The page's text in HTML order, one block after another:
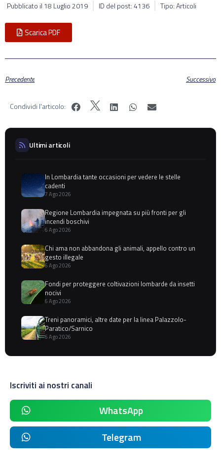
Pubblicato il 18 Luglio 2019 ID del post: 4136 Tipo: Articoli
Scarica PDF
Precedente Successivo
Condividi l'articolo:
Ultimi articoli
In Lombardia tante occasioni per vedere le stelle
cadenti
7 Ago 2026
Regione Lombardia impegnata su più fronti per gli
incendi boschivi
6 Ago 2026
Chi ama non abbandona gli animali, appello contro un
gesto illegale
6 Ago 2026
Fondi per proteggere coltivazioni lombarde da insetti
nocivi
6 Ago 2026
Treni panoramici, altre date per la linea Palazzolo-
Paratico/Sarnico
6 Ago 2026
Iscriviti ai nostri canali
WhatsApp
Telegram